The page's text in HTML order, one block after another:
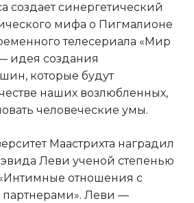
создает синергетический
мифа о Пигмалионе
телесериала «Мир
идея создания
которые будут
наших возлюбленных,
человеческие умы.
Маастрихта наградил
Леви ученой степенью
отношения с
Леви —